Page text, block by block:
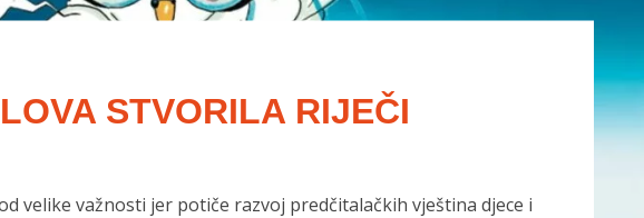
STVORILA RIJEČI
velike važnosti jer potiče razvoj predčitalačkih vještina djece i